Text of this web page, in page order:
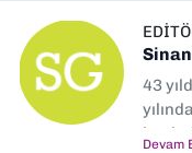
43
Devam